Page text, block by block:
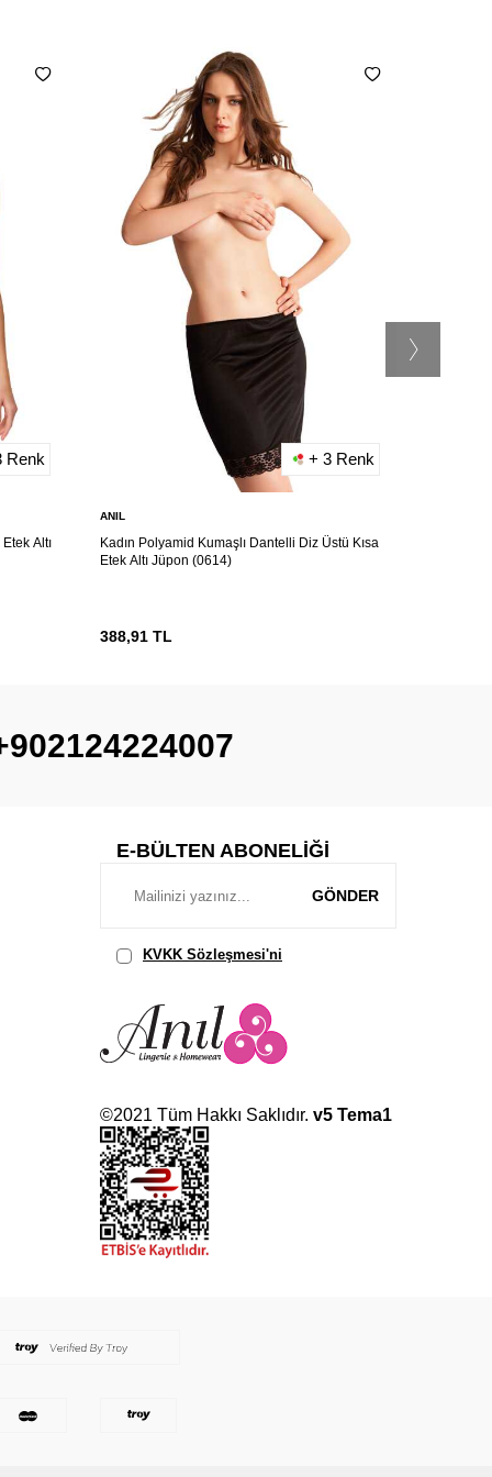
Renk
Altı
+ 3 Renk
ANIL
Kadın Polyamid Kumaşlı Dantelli Diz Üstü Kısa
Etek Altı Jüpon (0614)
388,91 TL
E-BÜLTEN ABONELIĞI
GÖNDER
KVKK Sözleşmesi'ni
©2021 Tüm Hakkı Saklıdır. v5 Tema1